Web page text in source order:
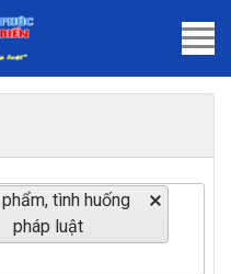
tình huống
pháp luật